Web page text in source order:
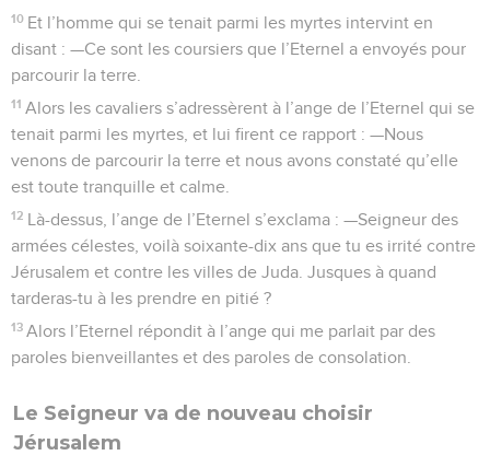
10 Et l’homme qui se tenait parmi les myrtes intervint en
disant : —Ce sont les coursiers que l’Eternel a envoyés pour
parcourir la terre.
11 Alors les cavaliers s’adressèrent à l’ange de l’Eternel qui se
tenait parmi les myrtes, et lui firent ce rapport : —Nous
venons de parcourir la terre et nous avons constaté qu’elle
est toute tranquille et calme.
12 Là-dessus, l’ange de l’Eternel s’exclama : —Seigneur des
armées célestes, voilà soixante-dix ans que tu es irrité contre
Jérusalem et contre les villes de Juda. Jusques à quand
tarderas-tu à les prendre en pitié ?
13 Alors l’Eternel répondit à l’ange qui me parlait par des
paroles bienveillantes et des paroles de consolation.
Le Seigneur va de nouveau choisir
Jérusalem